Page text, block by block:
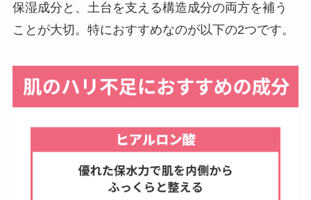
保湿成分と、土台を支える構造成分の両方を補う
ことが大切。特におすすめなのが以下の2つです。